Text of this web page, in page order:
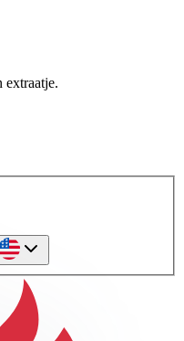
extraatje.